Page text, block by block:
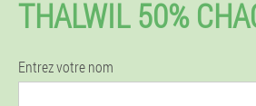
THALWIL 50%
Entrez votre nom